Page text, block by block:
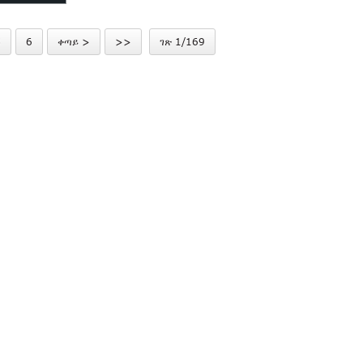
6 ቀጣይ > >> ገጽ 1/169